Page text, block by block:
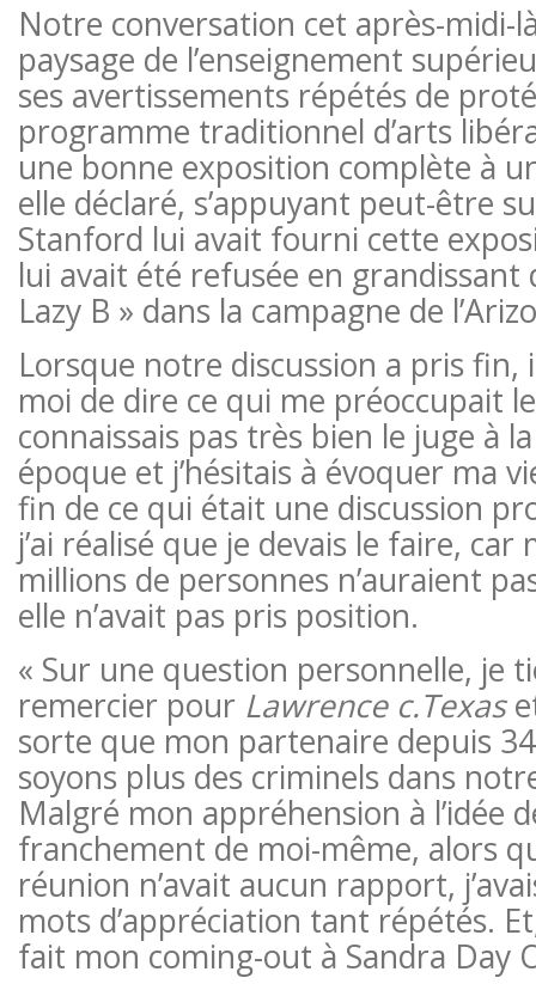
Notre conversation cet après-midi-
paysage de l’enseignement
ses avertissements répétés de
programme traditionnel d’arts
une bonne exposition complète à
elle déclaré, s’appuyant peut-être
Stanford lui avait fourni cette
lui avait été refusée en grandissant
Lazy B » dans la campagne de
Lorsque notre discussion a pris
moi de dire ce qui me préoccupait
connaissais pas très bien le juge à
époque et j’hésitais à évoquer ma
fin de ce qui était une discussion
j’ai réalisé que je devais le faire, car
millions de personnes n’auraient
elle n’avait pas pris position.
« Sur une question personnelle, je
remercier pour Lawrence c.Texas
sorte que mon partenaire depuis
soyons plus des criminels dans
Malgré mon appréhension à l’idée
franchement de moi-même, alors
réunion n’avait aucun rapport,
mots d’appréciation tant répétés.
fait mon coming-out à Sandra Day